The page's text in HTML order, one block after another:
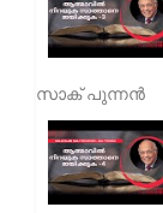
സാക് പുന്നൻ